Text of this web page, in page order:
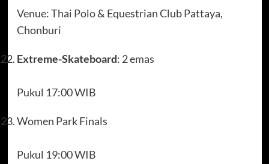
Venue: Thai Polo & Equestrian Club Pattaya,
Chonburi
Extreme-Skateboard: 2 emas
Pukul 17:00 WIB
Women Park Finals
Pukul 19:00 WIB